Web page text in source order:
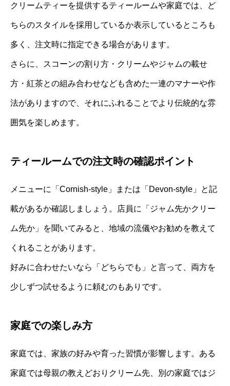
クリームティーを提供するティールームや家庭では、ど
ちらのスタイルを採用しているか表示しているところも
多く、注文時に指定できる場合があります。
さらに、スコーンの割り方・クリームやジャムの載せ
方・紅茶との組み合わせなども含めた一連のマナーや作
法がありますので、それにふれることでより伝統的な雰
囲気を楽しめます。
ティールームでの注文時の確認ポイント
メニューに「Cornish-style」または「Devon-style」と記
載があるか確認しましょう。店員に「ジャム先かクリー
ム先か」を聞いてみると、地域の流儀やお勧めを教えて
くれることがあります。
好みに合わせたいなら「どちらでも」と言って、両方を
少しずつ試せるように頼むのもありです。
家庭での楽しみ方
家庭では、家族の好みや育った習慣が影響します。ある
家庭では母親の教えどおりクリーム先、別の家庭ではジ